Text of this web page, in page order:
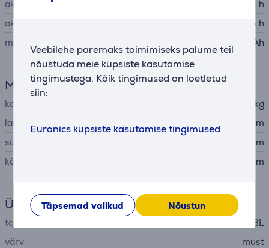
Veebilehe paremaks toimimiseks palume teil
nõustuda meie küpsiste kasutamise
tingimustega. Kõik tingimused on loetletud
siin:
Euronics küpsiste kasutamise tingimused
Täpsemad valikud Nõustun
aku tööaeg kuni
24 h
aku laadimisaeg
3,5 h
mahtuvus
9444 mAh
Mõõtmed
kaal
2,1 kg
laius
29,7 cm
sügavus
14,9 cm
kõrgus
14,1 cm
Üldine parameeter
tootja
JBL
värv
must